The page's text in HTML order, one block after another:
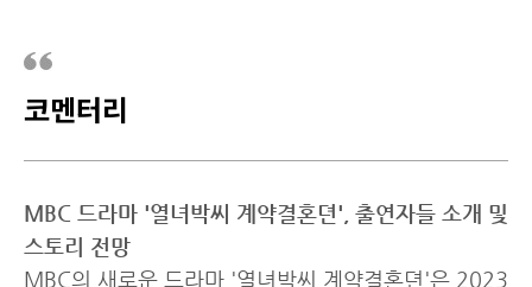
코멘터리
MBC 드라마 '열녀박씨 계약결혼뎐', 출연자들 소개 및
스토리 전망
MBC의 새로운 드라마 '열녀박씨 계약결혼뎐'은 2023